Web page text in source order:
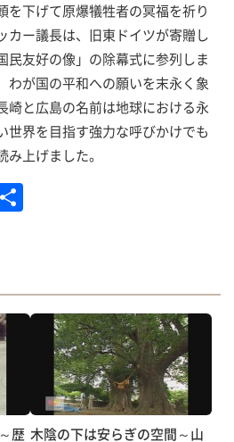
を下げて原爆犠牲者の冥福を祈り
カー議長は、旧東ドイツが寄贈し
民友好の像」の除幕式に参列しま
わが国の平和への願いを末永く象
崎と広島の名前は地球における永
世界を目指す強力な呼びかけでも
上げました。
歴 木陰の下は安らぎの空間～山